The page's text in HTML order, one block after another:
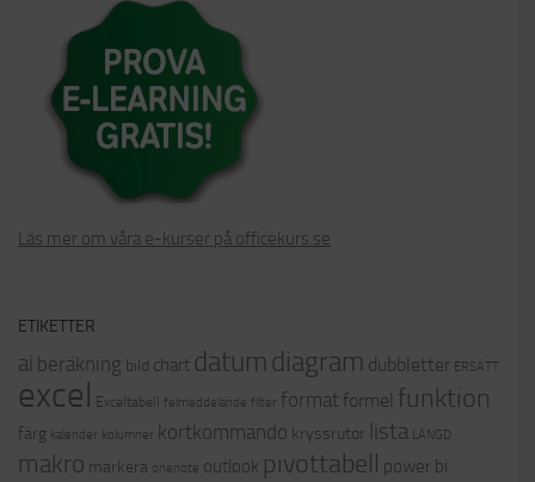
Läs mer om våra e-kurser på officekurs.se
ETIKETTER
ai beräkning bild chart datum diagram dubbletter ERSÄTT
excel Exceltabell felmeddelande filter format formel funktion
färg kalender kolumner kortkommando kryssrutor lista LÄNGD
makro markera onenote outlook pivottabell power bi